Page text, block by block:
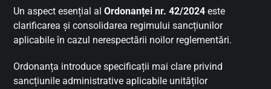
Un aspect esențial alOrdonanței nr. 42/2024 este
clarificarea și consolidarea regimului sancțiunilor
aplicabile în cazul nerespectării noilor reglementări.
Ordonanța introduce specificații mai clare privind
sancțiunile administrative aplicabile unităților